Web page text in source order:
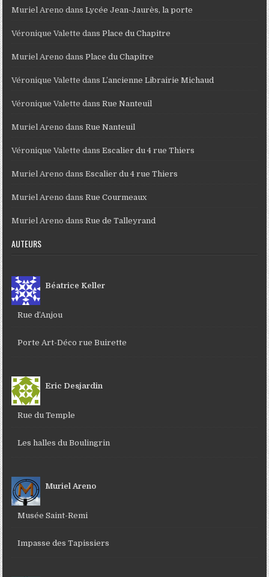
Muriel Areno dansLycée Jean-Jaurès, la porte
Véronique Valette dansPlace du Chapitre
Muriel Areno dansPlace du Chapitre
Véronique Valette dansL’ancienne Librairie Michaud
Véronique Valette dansRue Nanteuil
Muriel Areno dansRue Nanteuil
Véronique Valette dansEscalier du 4 rue Thiers
Muriel Areno dansEscalier du 4 rue Thiers
Muriel Areno dansRue Courmeaux
Muriel Areno dansRue de Talleyrand
AUTEURS
Béatrice Keller
Rue d’Anjou
Porte Art-Déco rue Buirette
Eric Desjardin
Rue du Temple
Les halles du Boulingrin
Muriel Areno
Musée Saint-Remi
Impasse des Tapissiers